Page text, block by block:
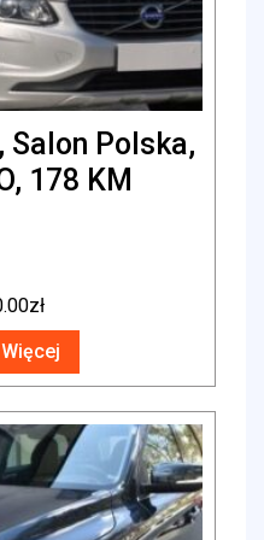
Salon Polska,
178 KM
zł